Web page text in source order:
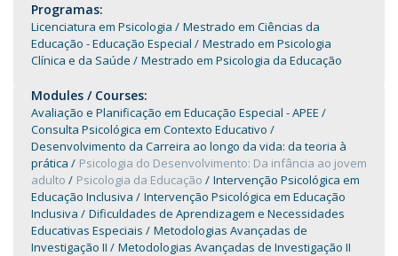
Programas:
Licenciatura em Psicologia
Mestrado em Ciências da
Educação - Educação Especial
Mestrado em Psicologia
Clínica e da Saúde
Mestrado em Psicologia da Educação
Modules / Courses:
Avaliação e Planificação em Educação Especial - APEE
Consulta Psicológica em Contexto Educativo
Desenvolvimento da Carreira ao longo da vida: da teoria à
prática
Psicologia do Desenvolvimento: Da infância ao jovem
adulto
Psicologia da Educação
Intervenção Psicológica em
Educação Inclusiva
Intervenção Psicológica em Educação
Inclusiva
Dificuldades de Aprendizagem e Necessidades
Educativas Especiais
Metodologias Avançadas de
Investigação II
Metodologias Avançadas de Investigação II